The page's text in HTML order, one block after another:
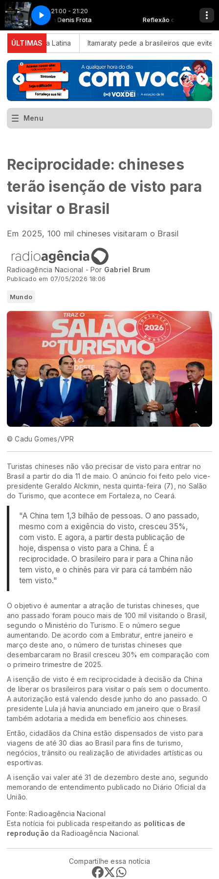
21:00 - 21:20
Reflexão com Denis Frota Reflexão com Denis Frota
Ap1-18 Ap1-18
ÚLTIMAS
Latina Itamaraty pede a brasileiros que evitem
Menu
Reciprocidade: chineses
terão isenção de visto para
visitar o Brasil
Em 2025, 100 mil chineses visitaram o Brasil
Radioagência Nacional - Por Gabriel Brum
Publicado em 07/05/2026 18:06
Mundo
© Cadu Gomes/VPR
Turistas chineses não vão precisar de visto para entrar no
Brasil a partir do dia 11 de maio. O anúncio foi feito pelo vice-
presidente Geraldo Alckmin, nesta quinta-feira (7), no Salão
do Turismo, que acontece em Fortaleza, no Ceará.
"A China tem 1,3 bilhão de pessoas. O ano passado,
mesmo com a exigência do visto, cresceu 35%,
com visto. E agora, a partir desta publicação de
hoje, dispensa o visto para a China. É a
reciprocidade. O brasileiro para ir para a China não
tem visto, e o chinês para vir para cá também não
tem visto."
O objetivo é aumentar a atração de turistas chineses, que
ano passado foram pouco mais de 100 mil visitando o Brasil,
segundo o Ministério do Turismo. E o número segue
aumentando. De acordo com a Embratur, entre janeiro e
março deste ano, o número de turistas chineses que
desembarcaram no Brasil cresceu 30% em comparação com
o primeiro trimestre de 2025.
A isenção de visto é em reciprocidade à decisão da China
de liberar os brasileiros para visitar o país sem o documento.
A autorização está valendo desde junho do ano passado. O
presidente Lula já havia anunciado em janeiro que o Brasil
também adotaria a medida em benefício aos chineses.
Então, cidadãos da China estão dispensados de visto para
viagens de até 30 dias ao Brasil para fins de turismo,
negócios, trânsito ou realização de atividades artísticas ou
esportivas.
A isenção vai valer até 31 de dezembro deste ano, segundo
memorando de entendimento publicado no Diário Oficial da
União.
Fonte: Radioagência Nacional
Esta notícia foi publicada respeitando as políticas de
reprodução da Radioagência Nacional.
Compartilhe essa notícia